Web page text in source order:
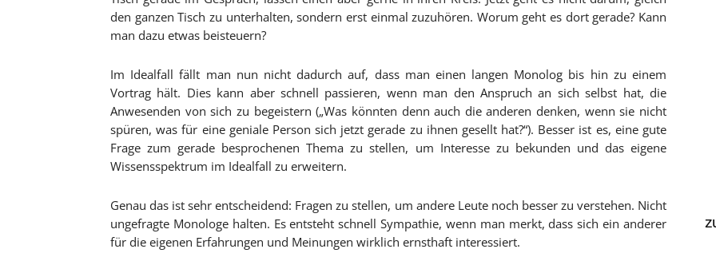
den ganzen Tisch zu unterhalten, sondern erst einmal zuzuhören. Worum geht es dort gerade? Kann
man dazu etwas beisteuern?
Im Idealfall fällt man nun nicht dadurch auf, dass man einen langen Monolog bis hin zu einem
Vortrag hält. Dies kann aber schnell passieren, wenn man den Anspruch an sich selbst hat, die
Anwesenden von sich zu begeistern („Was könnten denn auch die anderen denken, wenn sie nicht
spüren, was für eine geniale Person sich jetzt gerade zu ihnen gesellt hat?“). Besser ist es, eine gute
Frage zum gerade besprochenen Thema zu stellen, um Interesse zu bekunden und das eigene
Wissensspektrum im Idealfall zu erweitern.
Genau das ist sehr entscheidend: Fragen zu stellen, um andere Leute noch besser zu verstehen. Nicht
ungefragte Monologe halten. Es entsteht schnell Sympathie, wenn man merkt, dass sich ein anderer
für die eigenen Erfahrungen und Meinungen wirklich ernsthaft interessiert.